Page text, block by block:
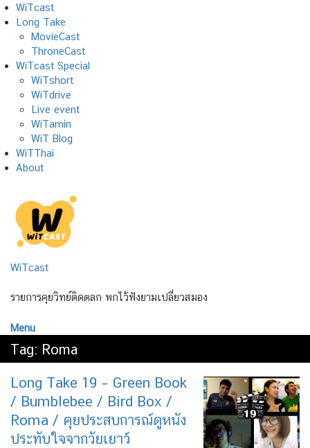
Skip
to
content
WiTcast
Long Take
MovieCast
ThroneCast
WiTcast Special
WiTshort
WiTdrive
Live event
WiTamin
WiT Blog
WiTThai
About
WiTcast
รายการคุยวิทย์ติดตลก พกไว้ฟังยามเปลี่ยวสมอง
Menu
Tag: Roma
Long Take 19 – Green Book
/ Bumblebee / Bird Box /
Roma / คุยประสบการณ์ดูหนัง
ประทับใจจากวัยเยาว์